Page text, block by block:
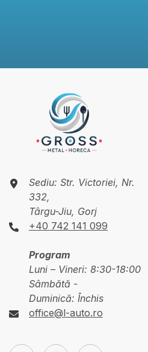
Sediu: Str. Victoriei, Nr.
332,
Târgu-Jiu, Gorj
+40 742 141 099
Program
Luni – Vineri: 8:30-18:00
Sâmbătă -
Duminică: Închis
office@l-auto.ro